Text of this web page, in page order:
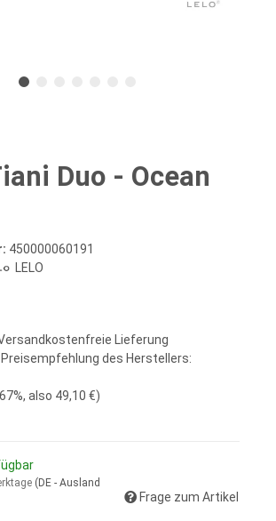
Duo - Ocean
450000060191
LELO
Lieferung
des Herstellers:
, also 49,10 €)
(DE - Ausland
Frage zum Artikel